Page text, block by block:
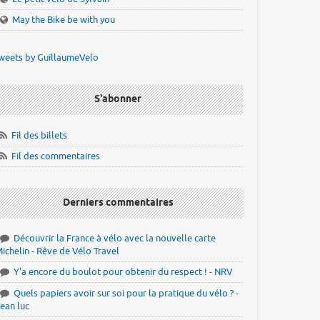
May the Bike be with you
by GuillaumeVelo
S'abonner
Fil des billets
Fil des commentaires
Derniers commentaires
Découvrir la France à vélo avec la nouvelle carte
- Rêve de Vélo Travel
Y'a encore du boulot pour obtenir du respect ! - NRV
Quels papiers avoir sur soi pour la pratique du vélo ? -
luc